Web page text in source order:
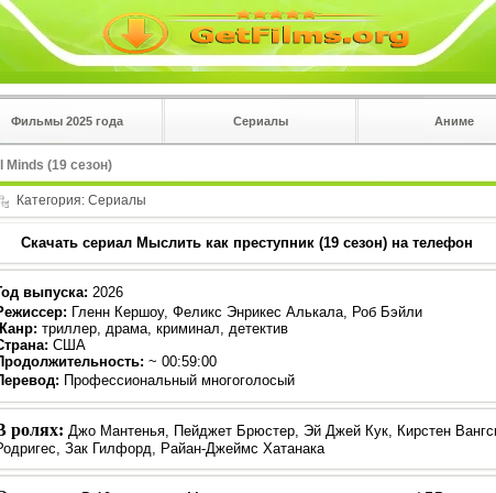
Фильмы 2025 года Сериалы Аниме
Minds (19 сезон)
Категория: Сериалы
Скачать сериал Мыслить как преступник (19 сезон) на телефон
выпуска: 2026
: Гленн Кершоу, Феликс Энрикес Алькала, Роб Бэйли
: триллер, драма, криминал, детектив
США
~ 00:59:00
: Профессиональный многоголосый
ролях: Джо Мантенья, Пейджет Брюстер, Эй Джей Кук, Кирстен
Зак Гилфорд, Райан-Джеймс Хатанака
на в плеере
с телефона сперва нажмите на троеточие в